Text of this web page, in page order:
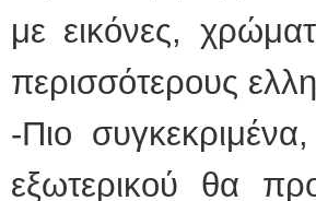
με εικόνες,
περισσότερους
-Πιο
εξωτερικού θα